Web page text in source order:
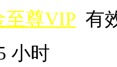
至尊VIP 有
小时